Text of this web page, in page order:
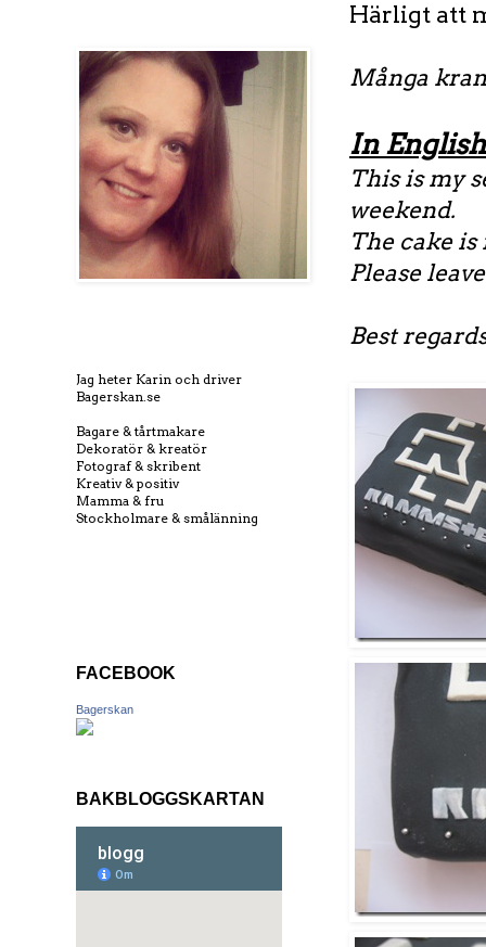
Härligt att
Många
In English
This is my
weekend.
The cake
Please
Best
Jag heter Karin och driver
Bagerskan.se
Bagare & tårtmakare
Dekoratör & kreatör
Fotograf & skribent
Kreativ & positiv
Mamma & fru
Stockholmare & smålänning
FACEBOOK
Bagerskan
BAKBLOGGSKARTAN